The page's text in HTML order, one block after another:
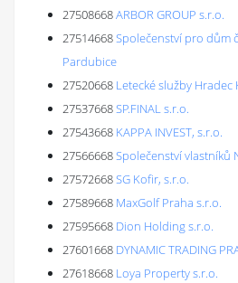
27508668ARBOR GROUP s.r.o.
27514668Společenství pro dům
Pardubice
27520668 Letecké služby Hradec
27537668SP.FINAL s.r.o.
27543668 KAPPA INVEST, s.r.o.
27566668Společenství vlastníků
27572668SG Kofir, s.r.o.
27589668 MaxGolf Praha s.r.o.
27595668 Dion Holding s.r.o.
27601668 DYNAMIC TRADING
27618668 Loya Property s.r.o.